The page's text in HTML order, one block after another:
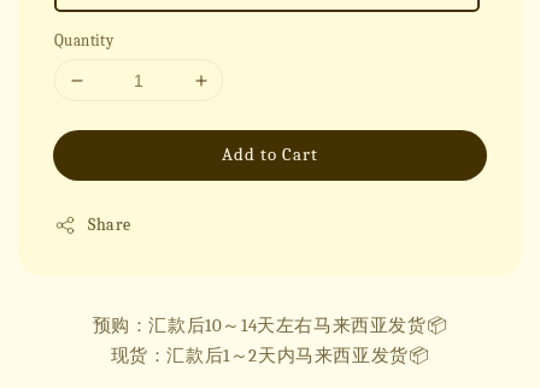
Quantity
Add to Cart
Share
预购：汇款后10～14天左右马来西亚发货📦
现货：汇款后1～2天内马来西亚发货📦